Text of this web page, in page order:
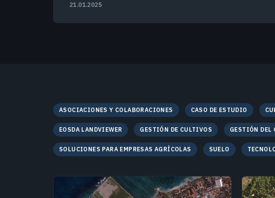
21.01.2025
ASOCIACIONES Y COLABORACIONES CASO DE ESTUDIO
EOSDA LANDVIEWER GESTIÓN DE CULTIVOS GESTIÓN DEL
SOLUCIONES PARA EMPRESAS AGRÍCOLAS SUELO